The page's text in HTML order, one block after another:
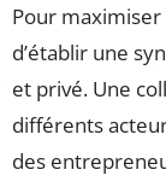
Pour
d’établir une
et privé. Une
différents
des